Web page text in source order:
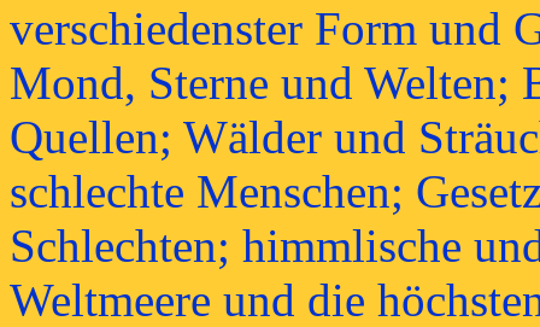
verschiedenster Form und
Mond, Sterne und Welten;
Quellen; Wälder und
schlechte Menschen;
Schlechten; himmlische
Weltmeere und die